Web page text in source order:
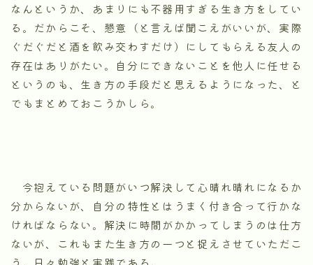
なんというか、あまりにも不器用すぎる生き方をしてい
る。だからこそ、懇意（と言えば聞こえがいいが、実際
ぐだぐだと酒を飲み交わすだけ）にしてもらえる友人の
存在はありがたい。自分にできないことを他人に任せる
というのも、生き方の手段だと思えるようになった、と
でもまとめておこうかしら。
今抱えている問題がいつ解決して心晴れ晴れになるか
分からないが、自分の特性とはうまく付き合って行かな
ければならない。解決に時間がかかってしまうのは仕方
ないが、これもまた生き方の一つと捉えさせていただこ